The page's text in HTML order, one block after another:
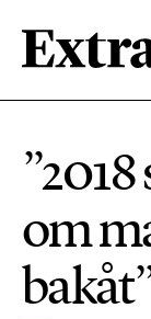
Biologisk
Hållbara
Industri &
Om
900
584
473
Industri &
om